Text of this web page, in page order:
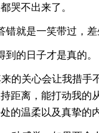
哭不出来了。
错就是一笑带过，差
到的日子才是真的。
的关心会让我措手
距离，能打动我的
的温柔以及真挚的